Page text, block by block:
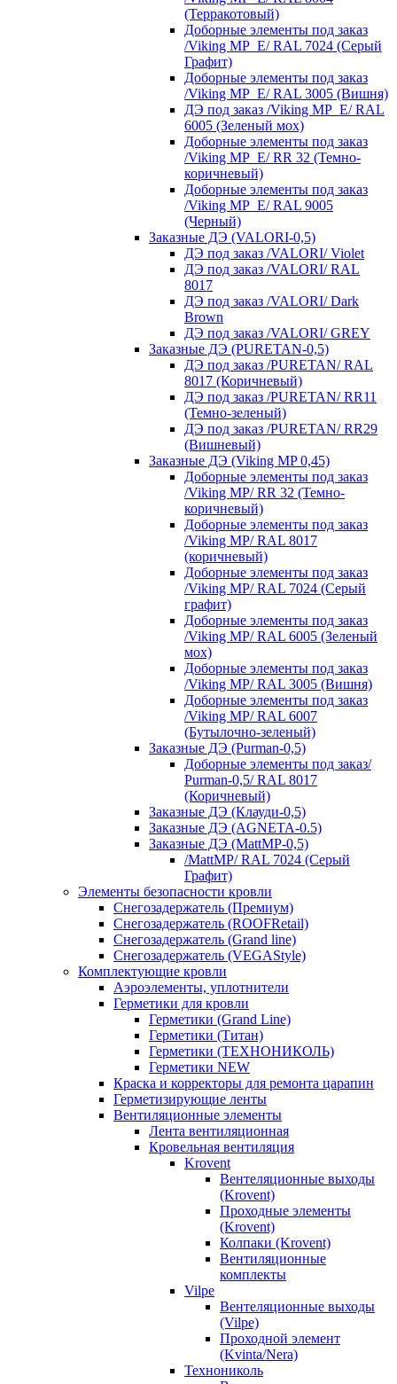
(Терракотовый)
Доборные элементы под заказ
/Viking MP_E/ RAL 7024 (Серый
Графит)
Доборные элементы под заказ
/Viking MP_E/ RAL 3005 (Вишня)
ДЭ под заказ /Viking MP_E/ RAL
6005 (Зеленый мох)
Доборные элементы под заказ
/Viking MP_E/ RR 32 (Темно-
коричневый)
Доборные элементы под заказ
/Viking MP_E/ RAL 9005
(Черный)
Заказные ДЭ (VALORI-0,5)
ДЭ под заказ /VALORI/ Violet
ДЭ под заказ /VALORI/ RAL
8017
ДЭ под заказ /VALORI/ Dark
Brown
ДЭ под заказ /VALORI/ GREY
Заказные ДЭ (PURETAN-0,5)
ДЭ под заказ /PURETAN/ RAL
8017 (Коричневый)
ДЭ под заказ /PURETAN/ RR11
(Темно-зеленый)
ДЭ под заказ /PURETAN/ RR29
(Вишневый)
Заказные ДЭ (Viking MP 0,45)
Доборные элементы под заказ
/Viking MP/ RR 32 (Темно-
коричневый)
Доборные элементы под заказ
/Viking MP/ RAL 8017
(коричневый)
Доборные элементы под заказ
/Viking MP/ RAL 7024 (Серый
графит)
Доборные элементы под заказ
/Viking MP/ RAL 6005 (Зеленый
мох)
Доборные элементы под заказ
/Viking MP/ RAL 3005 (Вишня)
Доборные элементы под заказ
/Viking MP/ RAL 6007
(Бутылочно-зеленый)
Заказные ДЭ (Purman-0,5)
Доборные элементы под заказ/
Purman-0,5/ RAL 8017
(Коричневый)
Заказные ДЭ (Клауди-0,5)
Заказные ДЭ (AGNETA-0.5)
Заказные ДЭ (MattMP-0,5)
/MattMP/ RAL 7024 (Серый
Графит)
Элементы безопасности кровли
Снегозадержатель (Премиум)
Снегозадержатель (ROOFRetail)
Снегозадержатель (Grand line)
Снегозадержатель (VEGAStyle)
Комплектующие кровли
Аэроэлементы, уплотнители
Герметики для кровли
Герметики (Grand Line)
Герметики (Титан)
Герметики (ТЕХНОНИКОЛЬ)
Герметики NEW
Краска и корректоры для ремонта царапин
Герметизирующие ленты
Вентиляционные элементы
Лента вентиляционная
Кровельная вентиляция
Krovent
Вентеляционные выходы
(Krovent)
Проходные элементы
(Krovent)
Колпаки (Krovent)
Вентиляционные
комплекты
Vilpe
Вентеляционные выходы
(Vilpe)
Проходной элемент
(Kvinta/Nera)
Технониколь